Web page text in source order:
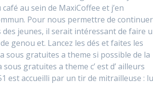
au sein de MaxiCoffee et j’en
Pour nous permettre de continuer
jeunes, il serait intéressant de faire
genou et. Lancez les dés et faites les
sous gratuites a theme si possible de la
gratuites a theme c’ est d’ ailleurs
est accueilli par un tir de mitrailleuse :